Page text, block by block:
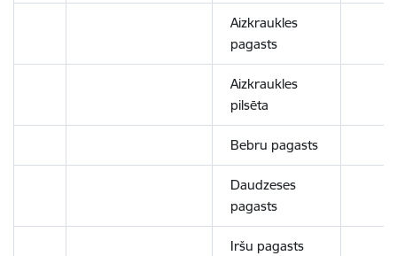
Aizkraukles
pagasts
Aizkraukles
pilsēta
Bebru pagasts
Daudzeses
pagasts
Iršu pagasts